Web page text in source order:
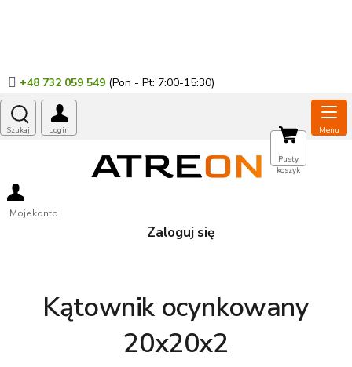
+48 732 059 549
Moje konto
Zaloguj się
KOSZYK
Pusty
koszyk
Kątownik ocynkowany
20x20x2